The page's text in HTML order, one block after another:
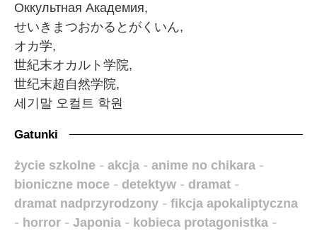
Оккультная Академия,
せいきまつおかるとがくいん,
オカ学,
世紀末オカルト学院,
世纪末超自然学院,
세기말 오컬트 학원
Gatunki
życie szkolne - akcja - anime no chikara -
bioniczne moce - detektyw - dramat -
dramat nadprzyrodzony - fikcja apokaliptyczna
- horror - Japonia - kobieca protagonistka -